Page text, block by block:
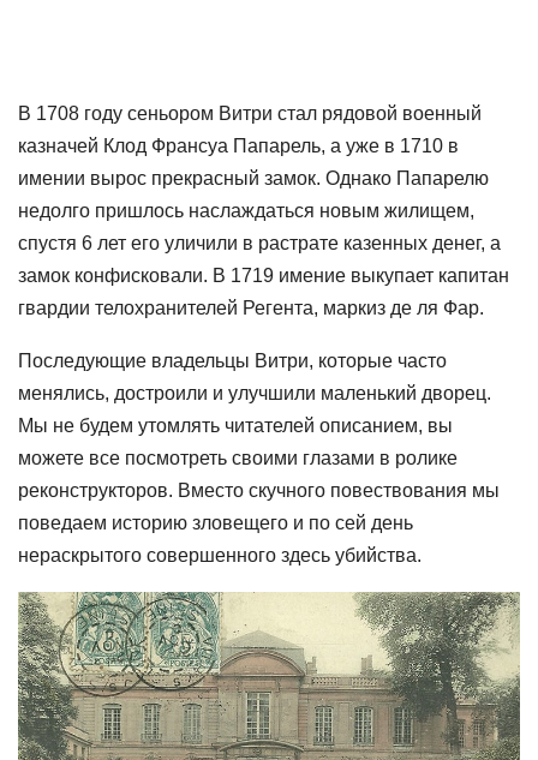
В 1708 году сеньором Витри стал рядовой военный
казначей Клод Франсуа Папарель, а уже в 1710 в
имении вырос прекрасный замок. Однако Папарелю
недолго пришлось наслаждаться новым жилищем,
спустя 6 лет его уличили в растрате казенных денег, а
замок конфисковали. В 1719 имение выкупает капитан
гвардии телохранителей Регента, маркиз де ля Фар.
Последующие владельцы Витри, которые часто
менялись, достроили и улучшили маленький дворец.
Мы не будем утомлять читателей описанием, вы
можете все посмотреть своими глазами в ролике
реконструкторов. Вместо скучного повествования мы
поведаем историю зловещего и по сей день
нераскрытого совершенного здесь убийства.